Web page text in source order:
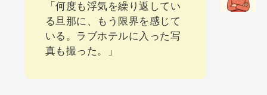
「何度も浮気を繰り返してい
る旦那に、もう限界を感じて
いる。ラブホテルに入った写
真も撮った。」